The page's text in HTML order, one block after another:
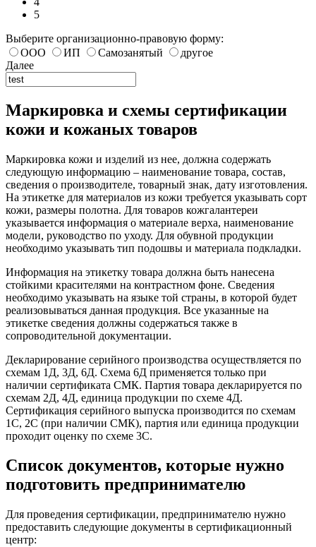
5
Выберите организационно-правовую форму:
ООО
ИП Самозанятый
другое
Далее
Маркировка и схемы сертификации
кожи и кожаных товаров
Маркировка кожи и изделий из нее, должна содержать
следующую информацию – наименование товара, состав,
сведения о производителе, товарный знак, дату изготовления.
На этикетке для материалов из кожи требуется указывать сорт
кожи, размеры полотна. Для товаров кожгалантереи
указывается информация о материале верха, наименование
модели, руководство по уходу. Для обувной продукции
необходимо указывать тип подошвы и материала подкладки.
Информация на этикетку товара должна быть нанесена
стойкими красителями на контрастном фоне. Сведения
необходимо указывать на языке той страны, в которой будет
реализовываться данная продукция. Все указанные на
этикетке сведения должны содержаться также в
сопроводительной документации.
Декларирование серийного производства осуществляется по
схемам 1Д, 3Д, 6Д. Схема 6Д применяется только при
наличии сертификата СМК. Партия товара декларируется по
схемам 2Д, 4Д, единица продукции по схеме 4Д.
Сертификация серийного выпуска производится по схемам
1С, 2С (при наличии СМК), партия или единица продукции
проходит оценку по схеме 3С.
Список документов, которые нужно
подготовить предпринимателю
Для проведения сертификации, предпринимателю нужно
предоставить следующие документы в сертификационный
центр: